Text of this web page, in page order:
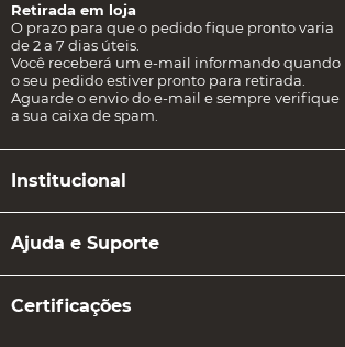
Retirada em loja
O prazo para que o pedido fique pronto varia
de 2 a 7 dias úteis.
Você receberá um e-mail informando quando
o seu pedido estiver pronto para retirada.
Aguarde o envio do e-mail e sempre verifique
a sua caixa de spam.
Institucional
Ajuda e Suporte
Certificações